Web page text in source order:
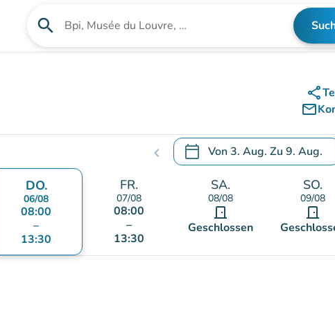
search Suche nach einer Einrichtung
share
mail_outline
chevron_left calendar_today Von3. Aug. Zu 9. Aug.
.Öffnen Sie den Kalender, um
DO.
06/08
08:00
–
13:30
FR.
07/08
08:00
–
13:30
SA.
08/08
door_front
Geschlossen
SO.
09/08
door_front